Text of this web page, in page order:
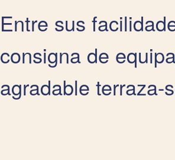
Entre sus
consigna de
agradable terraza-